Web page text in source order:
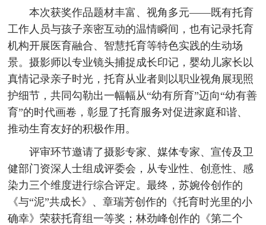
本次获奖作品题材丰富、视角多元——既有托育
工作人员与孩子亲密互动的温情瞬间，也有记录托育
机构开展医育融合、智慧托育等特色实践的生动场
景。摄影师以专业镜头捕捉成长印记，婴幼儿家长以
真情记录亲子时光，托育从业者则以职业视角展现照
护细节，共同勾勒出一幅幅从“幼有所育”迈向“幼有善
育”的时代画卷，彰显了托育服务对促进家庭和谐、
推动生育友好的积极作用。
评审环节邀请了摄影专家、媒体专家、宣传及卫
健部门资深人士组成评委会，从专业性、创意性、感
染力三个维度进行综合评定。最终，苏婉伶创作的
《与“泥”共成长》、章瑞芳创作的《托育时光里的小
确幸》荣获托育组一等奖；林劲峰创作的《第二个